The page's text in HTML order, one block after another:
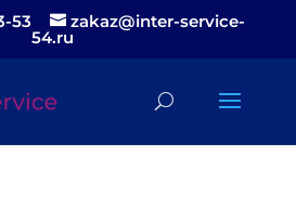
53 zakaz@inter-service-
54.ru